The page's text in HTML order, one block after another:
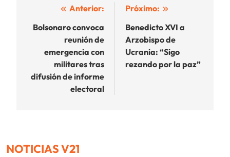
Navegación
de
entradas
Anterior:
Bolsonaro convoca
reunión de
emergencia con
militares tras
difusión de informe
electoral
Próximo:
Benedicto XVI a
Arzobispo de
Ucrania: “Sigo
rezando por la paz”
NOTICIAS V21